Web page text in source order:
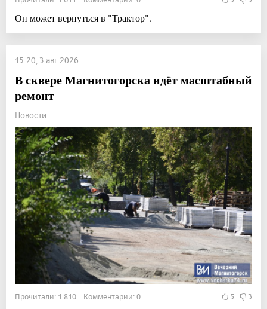
Он может вернуться в "Трактор".
15:20, 3 авг 2026
В сквере Магнитогорска идёт масштабный
ремонт
Новости
Прочитали: 1 810 Комментарии: 0 5 3